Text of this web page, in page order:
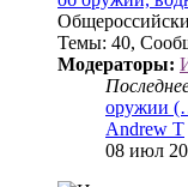
Темы: 40,
Модераторы:
оружии
Andrew T
08 июл